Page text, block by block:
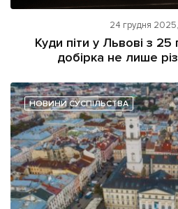
24 грудня
Куди піти у Львові з 25
добірка не лише
НОВИНИ СУСПІЛЬСТВА